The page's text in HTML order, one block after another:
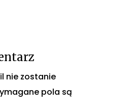
nie zostanie
pola są